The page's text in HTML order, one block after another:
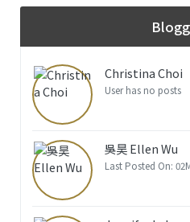
Christina Choi
User has no posts
吳昊 Ellen Wu
Last Posted On: